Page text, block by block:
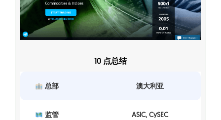
10 点总结
总部 澳大利亚
监管 ASIC, CySEC